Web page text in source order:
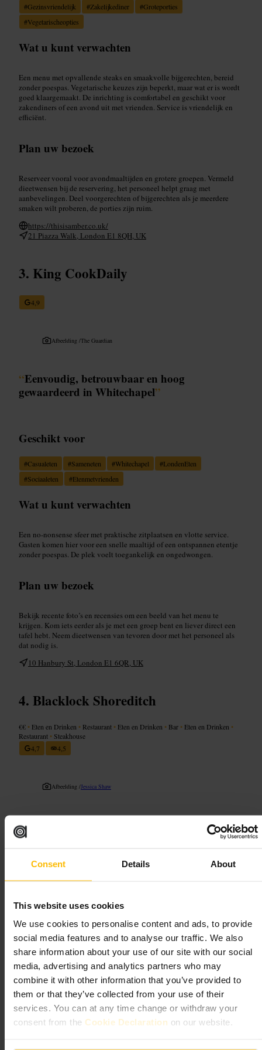
Consent Details About
This website uses cookies
We use cookies to personalise content and ads, to provide
social media features and to analyse our traffic. We also
share information about your use of our site with our social
media, advertising and analytics partners who may
combine it with other information that you’ve provided to
them or that they’ve collected from your use of their
services. You can at any time change or withdraw your
consent from the Cookie Declaration on our website.
#Gezinsvriendelijk #Zakelijkediner #Groteporties
#Vegetarischeopties
Wat u kunt verwachten
Een menu met opvallende steaks en smaakvolle bijgerechten, bereid
zonder poespas. Vegetarische keuzes zijn beperkt, maar wat er is wordt
goed klaargemaakt. De inrichting is comfortabel en geschikt voor
zakendiners of een avond uit met vrienden. Service is vriendelijk en
efficiënt.
Plan uw bezoek
Reserveer vooral voor avondmaaltijden en grotere groepen. Vermeld
dieetwensen bij de reservering, het personeel helpt graag met
aanbevelingen. Deel voorgerechten of bijgerechten als je meerdere
smaken wilt proberen, de porties zijn ruim.
https://thisisamber.co.uk/
21 Piazza Walk, London E1 8QH, UK
King CookDaily
4,9
Afbeelding /The Guardian
“Eenvoudig, betrouwbaar en hoog
gewaardeerd in Whitechapel”
Geschikt voor
#Casualeten #Sameneten #Whitechapel #LondenEten
#Sociaaleten #Etenmetvrienden
Wat u kunt verwachten
Een no-nonsense sfeer met praktische zitplaatsen en vlotte service.
Gasten komen hier voor een snelle maaltijd of een ontspannen etentje
zonder poespas. De plek voelt toegankelijk en ongedwongen.
Plan uw bezoek
Bekijk recente foto’s en recensies om een beeld van het menu te
krijgen. Kom iets eerder als je met een groep bent en liever direct een
tafel hebt. Neem dieetwensen van tevoren door met het personeel als
dat nodig is.
10 Hanbury St, London E1 6QR, UK
Blacklock Shoreditch
€€ • Eten en Drinken • Restaurant • Eten en Drinken • Bar • Eten en Drinken •
Restaurant • Steakhouse
4,7
4,5
Afbeelding /Jessica Shaw
“Stevig eten, stedelijke sfeer.
Geschikt voor
#Stedelijk
Wat u kunt verwachten
Een no-nonsense menu met vlees centraal, royale porties en directe
bediening. Interieur is stedelijk en vaak levendig. Drankkaart is
praktisch, gericht op passende wijnen en bieren. Reservatie wordt
aanbevolen bij drukte.
Plan uw bezoek